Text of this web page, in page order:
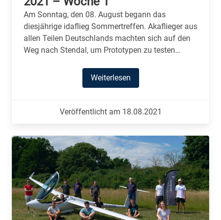
Am Sonntag, den 08. August begann das
diesjährige idaflieg Sommertreffen. Akaflieger aus
allen Teilen Deutschlands machten sich auf den
Weg nach Stendal, um Prototypen zu testen…
Weiterlesen
Veröffentlicht am 18.08.2021